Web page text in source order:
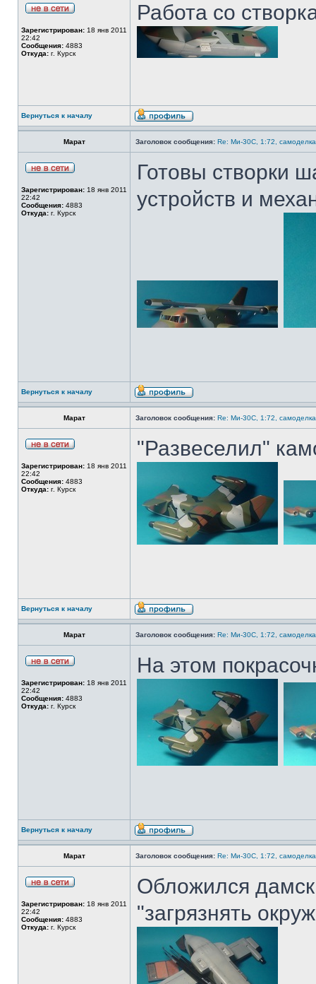
Зарегистрирован: 18 янв 2011
22:42
Сообщения: 4883
Откуда: г. Курск
Работа со
Вернуться к началу
Марат Заголовок сообщения: Re: Ми-30С, 1:72, самоделка
Зарегистрирован: 18 янв 2011
22:42
Сообщения: 4883
Откуда: г. Курск
Готовы створки
устройств и
Вернуться к началу
Марат Заголовок сообщения: Re: Ми-30С, 1:72, самоделка
Зарегистрирован: 18 янв 2011
22:42
Сообщения: 4883
Откуда: г. Курск
"Развеселил"
Вернуться к началу
Марат Заголовок сообщения: Re: Ми-30С, 1:72, самоделка
Зарегистрирован: 18 янв 2011
22:42
Сообщения: 4883
Откуда: г. Курск
На этом
Вернуться к началу
Марат Заголовок сообщения: Re: Ми-30С, 1:72, самоделка
Зарегистрирован: 18 янв 2011
22:42
Сообщения: 4883
Откуда: г. Курск
Обложился
"загрязнять